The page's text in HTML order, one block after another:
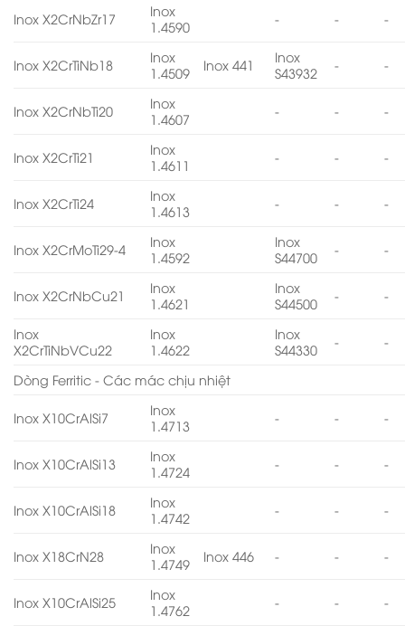
Inox X2CrNbZr17
Inox
1.4590
- - -
Inox X2CrTiNb18
Inox
1.4509
Inox 441
Inox
S43932
- -
Inox X2CrNbTi20
Inox
1.4607
- - -
Inox X2CrTi21
Inox
1.4611
- - -
Inox X2CrTi24
Inox
1.4613
- - -
Inox X2CrMoTi29-4
Inox
1.4592
Inox
S44700
- -
Inox X2CrNbCu21
Inox
1.4621
Inox
S44500
- -
Inox
X2CrTiNbVCu22
Inox
1.4622
Inox
S44330
- -
Dòng Ferritic - Các mác chịu nhiệt
Inox X10CrAlSi7
Inox
1.4713
- - -
Inox X10CrAlSi13
Inox
1.4724
- - -
Inox X10CrAlSi18
Inox
1.4742
- - -
Inox X18CrN28
Inox
1.4749
Inox 446 - - -
Inox X10CrAlSi25
Inox
1.4762
- - -